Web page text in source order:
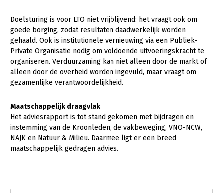
Doelsturing is voor LTO niet vrijblijvend: het vraagt ook om
goede borging, zodat resultaten daadwerkelijk worden
gehaald. Ook is institutionele vernieuwing via een Publiek-
Private Organisatie nodig om voldoende uitvoeringskracht te
organiseren. Verduurzaming kan niet alleen door de markt of
alleen door de overheid worden ingevuld, maar vraagt om
gezamenlijke verantwoordelijkheid.
Maatschappelijk draagvlak
Het adviesrapport is tot stand gekomen met bijdragen en
instemming van de Kroonleden, de vakbeweging, VNO-NCW,
NAJK en Natuur & Milieu. Daarmee ligt er een breed
maatschappelijk gedragen advies.